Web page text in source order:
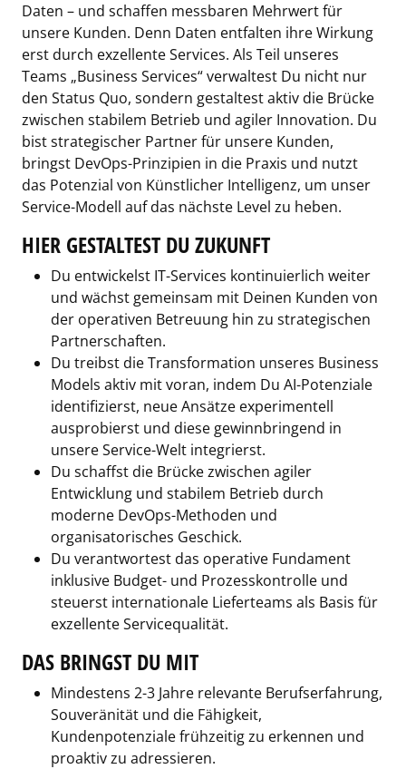
Daten – und schaffen messbaren Mehrwert für
unsere Kunden. Denn Daten entfalten ihre Wirkung
erst durch exzellente Services. Als Teil unseres
Teams „Business Services“ verwaltest Du nicht nur
den Status Quo, sondern gestaltest aktiv die Brücke
zwischen stabilem Betrieb und agiler Innovation. Du
bist strategischer Partner für unsere Kunden,
bringst DevOps-Prinzipien in die Praxis und nutzt
das Potenzial von Künstlicher Intelligenz, um unser
Service-Modell auf das nächste Level zu heben.
HIER GESTALTEST DU ZUKUNFT
Du entwickelst IT-Services kontinuierlich weiter
und wächst gemeinsam mit Deinen Kunden von
der operativen Betreuung hin zu strategischen
Partnerschaften.
Du treibst die Transformation unseres Business
Models aktiv mit voran, indem Du AI-Potenziale
identifizierst, neue Ansätze experimentell
ausprobierst und diese gewinnbringend in
unsere Service-Welt integrierst.
Du schaffst die Brücke zwischen agiler
Entwicklung und stabilem Betrieb durch
moderne DevOps-Methoden und
organisatorisches Geschick.
Du verantwortest das operative Fundament
inklusive Budget- und Prozesskontrolle und
steuerst internationale Lieferteams als Basis für
exzellente Servicequalität.
DAS BRINGST DU MIT
Mindestens 2-3 Jahre relevante Berufserfahrung,
Souveränität und die Fähigkeit,
Kundenpotenziale frühzeitig zu erkennen und
proaktiv zu adressieren.